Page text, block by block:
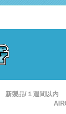
新製品/１週間以内